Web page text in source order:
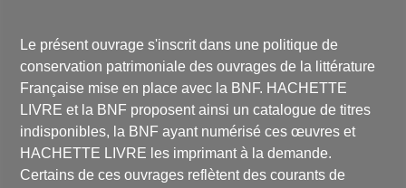
Le présent ouvrage s'inscrit dans une politique de
conservation patrimoniale des ouvrages de la littérature
Française mise en place avec la BNF. HACHETTE
LIVRE et la BNF proposent ainsi un catalogue de titres
indisponibles, la BNF ayant numérisé ces œuvres et
HACHETTE LIVRE les imprimant à la demande.
Certains de ces ouvrages reflètent des courants de